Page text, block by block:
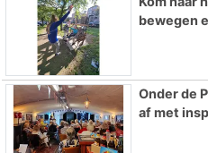
bewegen
Onder de
af met